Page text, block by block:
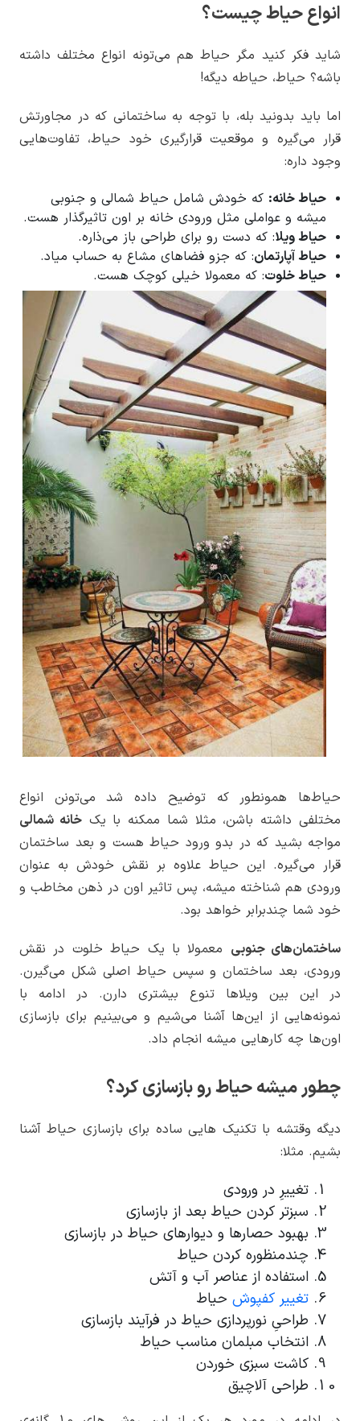
انواع حیاط چیست؟
شاید فکر کنید مگر حیاط هم می‌تونه انواع مختلف داشته
باشه؟ حیاط، حیاطه دیگه!
اما باید بدونید بله، با توجه به ساختمانی که در مجاورتش
قرار می‌گیره و موقعیت قرارگیری خود حیاط، تفاوت‌هایی
وجود داره:
حیاط خانه: که خودش شامل حیاط شمالی و جنوبی
میشه و عواملی مثل ورودی خانه بر اون تاثیرگذار هست.
حیاط ویلا: که دست رو برای طراحی باز می‌ذاره.
حیاط آپارتمان: که جزو فضاهای مشاع به حساب میاد.
حیاط خلوت: که معمولا خیلی کوچک هست.
حیاط‌ها همونطور که توضیح داده شد می‌تونن انواع
مختلفی داشته باشن، مثلا شما ممکنه با یکخانه شمالی
مواجه بشید که در بدو ورود حیاط هست و بعد ساختمان
قرار می‌گیره. این حیاط علاوه بر نقش خودش به عنوان
ورودی هم شناخته میشه، پس تاثیر اون در ذهن مخاطب و
خود شما چندبرابر خواهد بود.
ساختمان‌های جنوبی معمولا با یک حیاط خلوت در نقش
ورودی، بعد ساختمان و سپس حیاط اصلی شکل می‌گیرن.
در این بین ویلاها تنوع بیشتری دارن. در ادامه با
نمونه‌هایی از این‌ها آشنا می‌شیم و می‌بینیم برای بازسازی
اون‌ها چه کارهایی میشه انجام داد.
چطور میشه حیاط رو بازسازی کرد؟
دیگه وقتشه با تکنیک هایی ساده برای بازسازی حیاط آشنا
بشیم. مثلا:
تغییرِ در ورودی
سبزتر کردن حیاط بعد از بازسازی
بهبود حصارها و دیوارهای حیاط در بازسازی
چندمنظوره کردن حیاط
استفاده از عناصر آب و آتش
تغییر کفپوش حیاط
طراحیِ نورپردازی حیاط در فرآیند بازسازی
انتخاب مبلمان مناسب حیاط
کاشت سبزی خوردن
طراحی آلاچیق